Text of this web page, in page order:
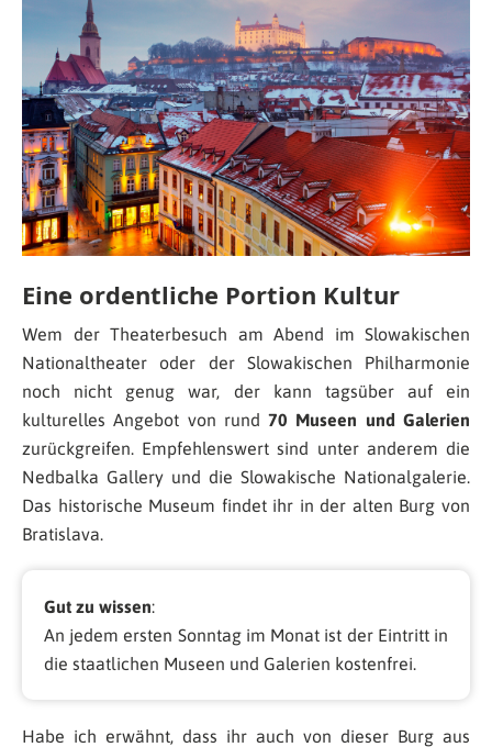
Eine ordentliche Portion Kultur
Wem der Theaterbesuch am Abend im Slowakischen
Nationaltheater oder der Slowakischen Philharmonie
noch nicht genug war, der kann tagsüber auf ein
kulturelles Angebot von rund70 Museen und Galerien
zurückgreifen. Empfehlenswert sind unter anderem die
Nedbalka Gallery und die Slowakische Nationalgalerie.
Das historische Museum findet ihr in der alten Burg von
Bratislava.
Gut zu wissen:
An jedem ersten Sonntag im Monat ist der Eintritt in
die staatlichen Museen und Galerien kostenfrei.
Habe ich erwähnt, dass ihr auch von dieser Burg aus